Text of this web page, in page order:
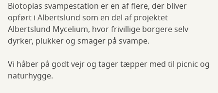
Biotopias svampestation er en af flere, der bliver
opført i Albertslund som en del af projektet
Albertslund Mycelium, hvor frivillige borgere selv
dyrker, plukker og smager på svampe.
Vi håber på godt vejr og tager tæpper med til picnic og
naturhygge.